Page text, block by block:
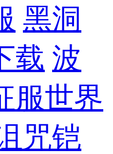
黑洞
载 波
服世界
咒铠